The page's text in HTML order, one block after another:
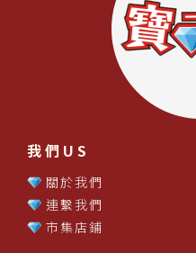
我們US
關於我們
連繫我們
市集店鋪